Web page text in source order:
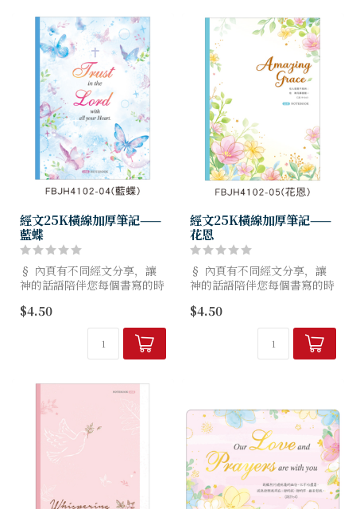
經文25K橫線加厚筆記——
藍蝶
§ 內頁有不同經文分享，讓
神的話語陪伴您每個書寫的時
§ 70g日本上質紙，較同磅數
紙張更為厚實。
§ 紙質滑順，適用多樣筆
款，墨水不易暈染，顯色效果
$4.50
經文25K橫線加厚筆記——
花恩
§ 內頁有不同經文分享，讓
神的話語陪伴您每個書寫的時
§ 70g日本上質紙，較同磅數
紙張更為厚實。
§ 紙質滑順，適用多樣筆
款，墨水不易暈染，顯色效果
$4.50